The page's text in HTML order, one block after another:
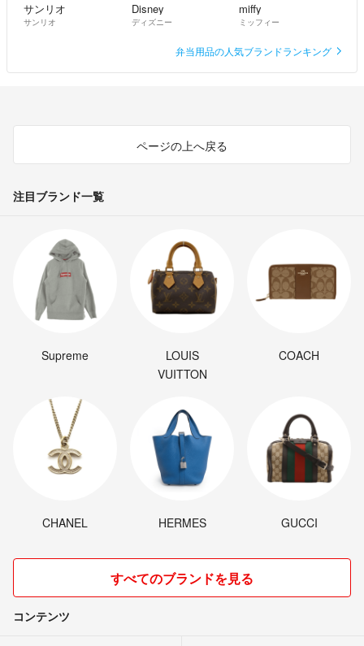
サンリオ
サンリオ
Disney
ディズニー
miffy
ミッフィー
弁当用品の人気ブランドランキング
ページの上へ戻る
注目ブランド一覧
Supreme
LOUIS
VUITTON
COACH
CHANEL HERMES GUCCI
すべてのブランドを見る
コンテンツ